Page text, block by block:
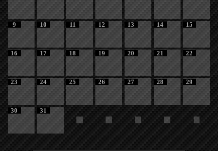
9 10 11 12 13 14 15
16 17 18 19 20 21 22
23 24 25 26 27 28 29
30 31